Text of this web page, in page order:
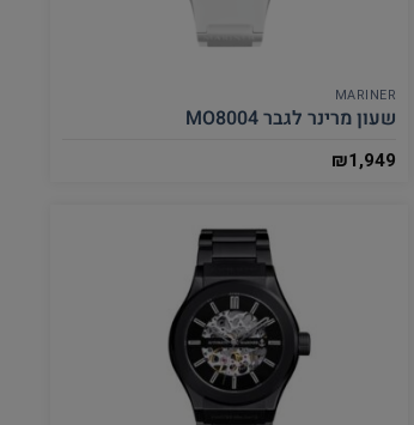
MARINER
שעון מרינר לגבר MO8004
₪1,949